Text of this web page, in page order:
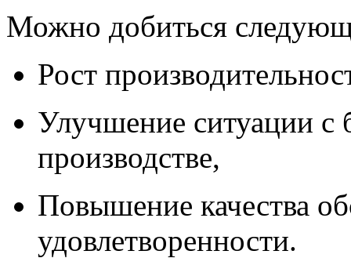
Можно добиться
Рост
Улучшение ситуации с
производстве,
Повышение качества
удовлетворенности.